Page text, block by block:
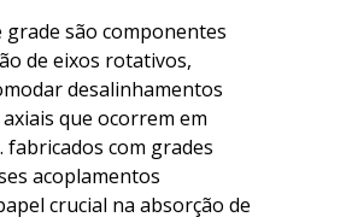
são componentes
de eixos rotativos,
desalinhamentos
que ocorrem em
fabricados com grades
acoplamentos
crucial na absorção de